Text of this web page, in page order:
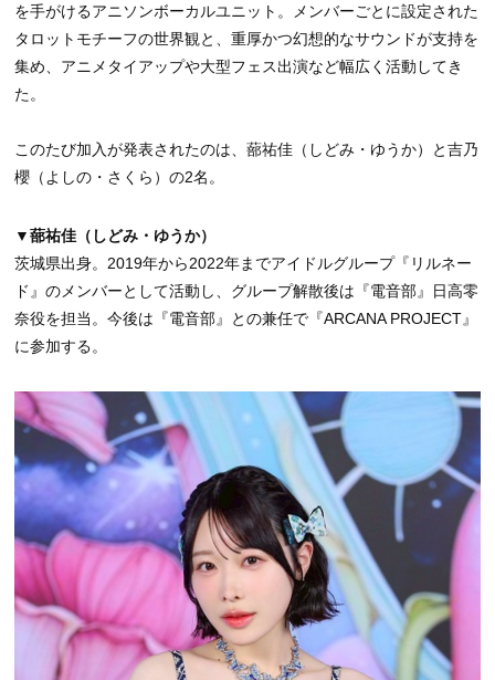
を手がけるアニソンボーカルユニット。メンバーごとに設定された
タロットモチーフの世界観と、重厚かつ幻想的なサウンドが支持を
集め、アニメタイアップや大型フェス出演など幅広く活動してき
た。
このたび加入が発表されたのは、蔀祐佳（しどみ・ゆうか）と吉乃
櫻（よしの・さくら）の2名。
▼蔀祐佳（しどみ・ゆうか）
茨城県出身。2019年から2022年までアイドルグループ『リルネー
ド』のメンバーとして活動し、グループ解散後は『電音部』日高零
奈役を担当。今後は『電音部』との兼任で『ARCANA PROJECT』
に参加する。